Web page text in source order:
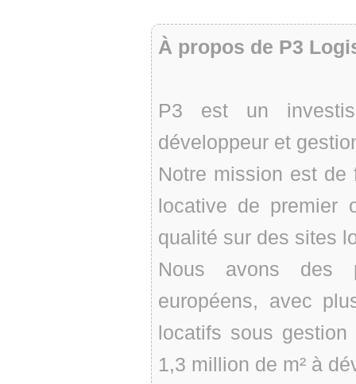
À propos de P3
P3 est un
développeur et
Notre mission est
locative de premier
qualité sur des sites
Nous avons des
européens, avec
locatifs sous
1,3 million de m² à